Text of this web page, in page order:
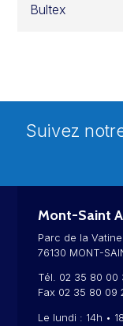
Bultex
Suivez
Mont-Saint
Parc de la
76130 MONT-
Tél. 02 35 80 00
Fax 02 35 80 09
Le lundi : 14h •